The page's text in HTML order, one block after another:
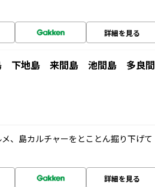
詳細を見る
下地島 来間島 池間島 多良間
、島カルチャーをとことん掘り下げて
詳細を見る